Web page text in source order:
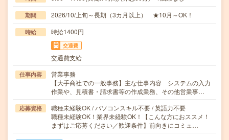
期間 2026/10/上旬～長期（3カ月以上） ★10月～OK！
時給 時給1400円
交通費
交通費支給
仕事内容
営業事務
【大手商社での一般事務】主な仕事内容 システムの入力
作業や、見積書・請求書等の作成業務、その他営業事…
応募資格
職種未経験OK / パソコンスキル不要 / 英語力不要
職種未経験OK！業界未経験OK！【こんな方におススメ！
まずはご応募ください／歓迎条件】前向きにコミュ…